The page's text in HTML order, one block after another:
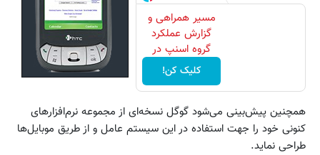
مسیر همراهی و
گزارش عملکرد
گروه اسنپ در
۱۴۰۴
کلیک کن!
همچنین پیش‌بینی می‌شود گوگل نسخه‌ای از مجموعه نرم‌افزارهای
کنونی خود را جهت استفاده در این سیستم عامل و از طریق موبایل‌ها
طراحی نماید.